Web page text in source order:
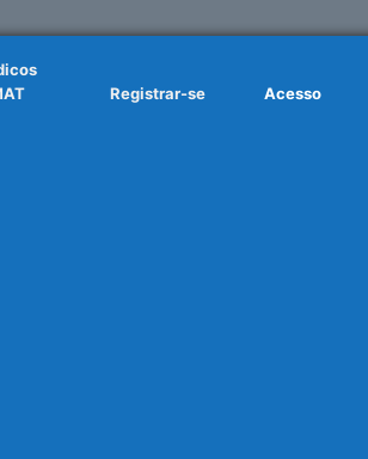
Registrar-se Acesso